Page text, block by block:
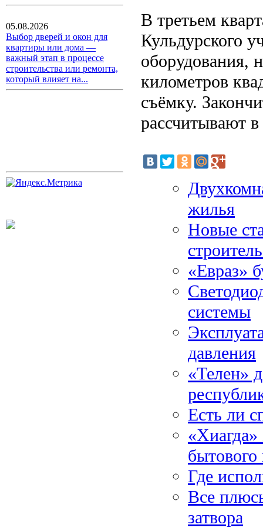
05.08.2026
Выбор дверей и окон для
квартиры или дома —
важный этап в процессе
строительства или ремонта,
который влияет на...
В третьем
Кульдурского
оборудования,
километров
съёмку.
рассчитывают
жилья
Новые
«Евраз»
системы
давления
«Телен»
Есть ли
«Хиагда»
бытового
Где
Все
затвора